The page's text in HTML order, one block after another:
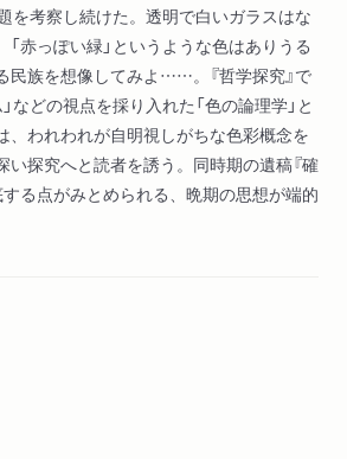
を考察し続けた。透明で白いガラスはな
赤っぽい緑」というような色はありうる
民族を想像してみよ……。『哲学探究』で
などの視点を採り入れた「色の論理学」と
、われわれが自明視しがちな色彩概念を
い探究へと読者を誘う。同時期の遺稿『確
する点がみとめられる、晩期の思想が端的